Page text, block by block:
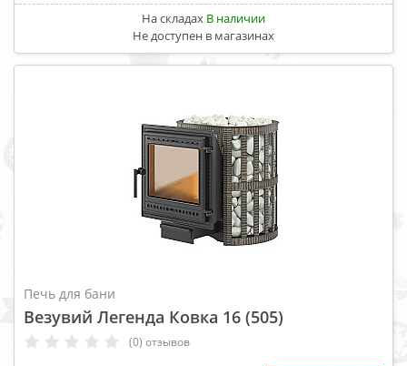
На складах В наличии
Не доступен в магазинах
Печь для бани
Везувий Легенда Ковка 16 (505)
(0) отзывов